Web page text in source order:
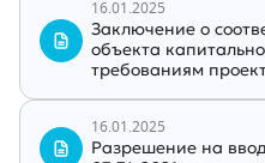
16.01.2025
Заключение о
объекта
требованиям
16.01.2025
Разрешение на